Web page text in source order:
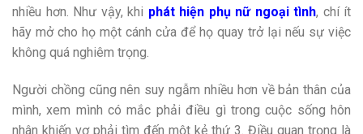
nhiều hơn. Như vậy, khi phát hiện phụ nữ ngoại tình, chí ít
hãy mở cho họ một cánh cửa để họ quay trở lại nếu sự việc
không quá nghiêm trọng.
Người chồng cũng nên suy ngẫm nhiều hơn về bản thân của
mình, xem mình có mắc phải điều gì trong cuộc sống hôn
nhân khiến vợ phải tìm đến một kẻ thứ 3. Điều quan trọng là